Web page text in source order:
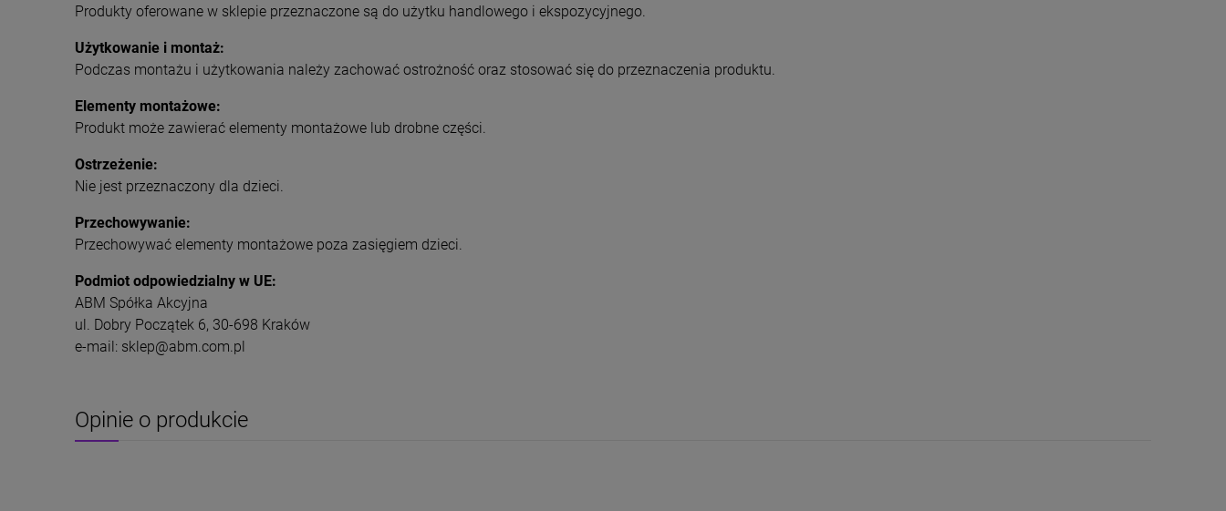
Produkty oferowane w sklepie przeznaczone są do użytku handlowego i ekspozycyjnego.
Użytkowanie i montaż:
Podczas montażu i użytkowania należy zachować ostrożność oraz stosować się do przeznaczenia produktu.
Elementy montażowe:
Produkt może zawierać elementy montażowe lub drobne części.
Ostrzeżenie:
Nie jest przeznaczony dla dzieci.
Przechowywanie:
Przechowywać elementy montażowe poza zasięgiem dzieci.
Podmiot odpowiedzialny w UE:
ABM Spółka Akcyjna
ul. Dobry Początek 6, 30-698 Kraków
e-mail: sklep@abm.com.pl
Opinie o produkcie